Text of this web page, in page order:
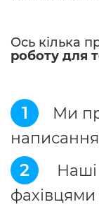
Ось кілька
роботу для
1
Ми
написання
2
фахівцями